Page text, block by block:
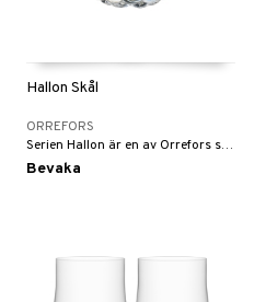
Hallon Skål
ORREFORS
Serien Hallon är en av Orrefors stora klassiker skapad av Anne Nilsson 1992. Med sina runda hallonkulor ger konstverken en känsla av mjuk kristall. Finns i olika storlekar!
Bevaka